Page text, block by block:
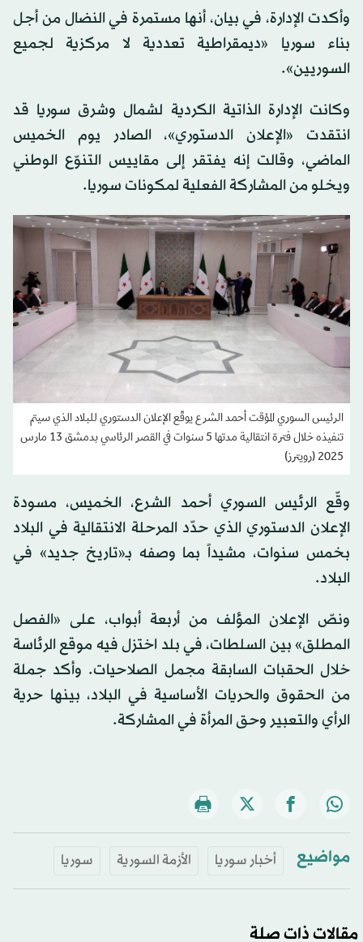
وأكدت الإدارة، في بيان، أنها مستمرة في النضال من أجل
بناء سوريا «ديمقراطية تعددية لا مركزية لجميع
السوريين».
وكانت الإدارة الذاتية الكردية لشمال وشرق سوريا قد
انتقدت «الإعلان الدستوري»، الصادر يوم الخميس
الماضي، وقالت إنه يفتقر إلى مقاييس التنوّع الوطني
ويخلو من المشاركة الفعلية لمكونات سوريا.
الرئيس السوري المؤقت أحمد الشرع يوقّع الإعلان الدستوري للبلاد الذي سيتم
تنفيذه خلال فترة انتقالية مدتها 5 سنوات في القصر الرئاسي بدمشق 13 مارس
2025 (رويترز)
وقّع الرئيس السوري أحمد الشرع، الخميس، مسودة
الإعلان الدستوري الذي حدّد المرحلة الانتقالية في البلاد
بخمس سنوات، مشيداً بما وصفه بـ«تاريخ جديد» في
البلاد.
ونصّ الإعلان المؤلف من أربعة أبواب، على «الفصل
المطلق» بين السلطات، في بلد اختزل فيه موقع الرئاسة
خلال الحقبات السابقة مجمل الصلاحيات. وأكد جملة
من الحقوق والحريات الأساسية في البلاد، بينها حرية
الرأي والتعبير وحق المرأة في المشاركة.
مواضيع أخبار سوريا الأزمة السورية سوريا
مقالات ذات صلة